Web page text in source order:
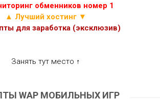
обменников номер 1
▲ Лучший хостинг ▼
для заработка (эксклюзив)
Занять тут место ↑
WAP МОБИЛЬНЫХ ИГР